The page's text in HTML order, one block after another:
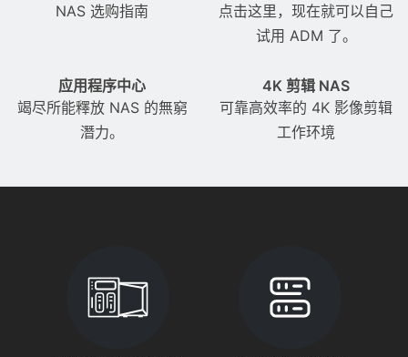
NAS 选购指南
点击这里，现在就可以自己
试用 ADM 了。
应用程序中心
竭尽所能釋放 NAS 的無窮
潛力。
4K 剪辑 NAS
可靠高效率的 4K 影像剪辑
工作环境